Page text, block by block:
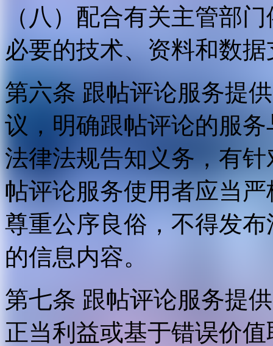
（八）配合有关主管部
必要的技术、资料和数
第六条 跟帖评论服务提
议，明确跟帖评论的服
法律法规告知义务，有
帖评论服务使用者应当
尊重公序良俗，不得发
的信息内容。
第七条 跟帖评论服务提
正当利益或基于错误价